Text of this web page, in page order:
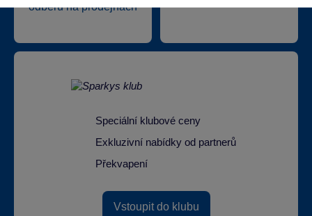
odběru na prodejnách
Speciální klubové ceny
Exkluzivní nabídky od partnerů
Překvapení
Vstoupit do klubu